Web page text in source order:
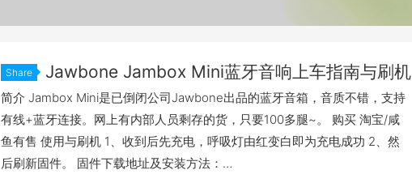
Share Jawbone Jambox Mini蓝牙音响上车指南与刷机
简介 Jambox Mini是已倒闭公司Jawbone出品的蓝牙音箱，音质不错，支持
有线+蓝牙连接。网上有内部人员剩存的货，只要100多腿~。 购买 淘宝/咸
鱼有售 使用与刷机 1、收到后先充电，呼吸灯由红变白即为充电成功 2、然
后刷新固件。 固件下载地址及安装方法：